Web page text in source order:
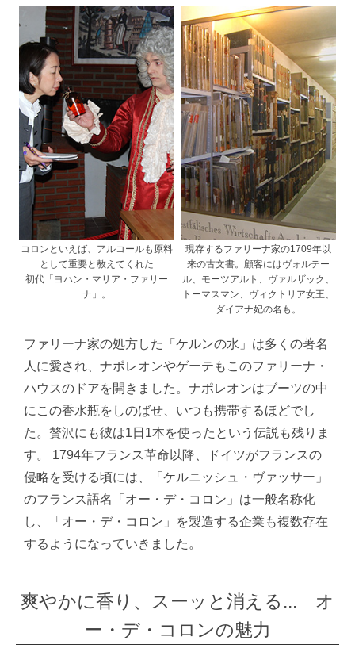
コロンといえば、アルコールも原料
として重要と教えてくれた
初代「ヨハン・マリア・ファリー
ナ」。
現存するファリーナ家の1709年以
来の古文書。顧客にはヴォルテー
ル、モーツアルト、ヴァルザック、
トーマスマン、ヴィクトリア女王、
ダイアナ妃の名も。
ファリーナ家の処方した「ケルンの水」は多くの著名
人に愛され、ナポレオンやゲーテもこのファリーナ・
ハウスのドアを開きました。ナポレオンはブーツの中
にこの香水瓶をしのばせ、いつも携帯するほどでし
た。贅沢にも彼は1日1本を使ったという伝説も残りま
す。 1794年フランス革命以降、ドイツがフランスの
侵略を受ける頃には、「ケルニッシュ・ヴァッサー」
のフランス語名「オー・デ・コロン」は一般名称化
し、「オー・デ・コロン」を製造する企業も複数存在
するようになっていきました。
爽やかに香り、スーッと消える... オ
ー・デ・コロンの魅力